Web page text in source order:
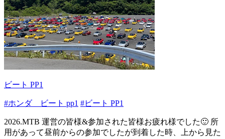
ビート PP1
#ホンダ ビート pp1 #ビート PP1
2026.MTB 運営の皆様&参加された皆様お疲れ様でした🙂 所
用があって昼前からの参加でしたが到着した時、上から見た